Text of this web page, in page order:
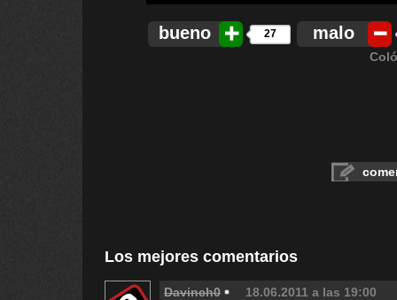
bueno 27 malo
Los mejores comentarios
Davinch0
18.06.2011 a las 19:00